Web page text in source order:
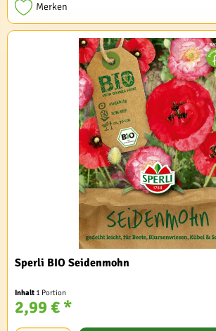
Merken
Sperli BIO Seidenmohn
Inhalt 1 Portion
2,99 € *